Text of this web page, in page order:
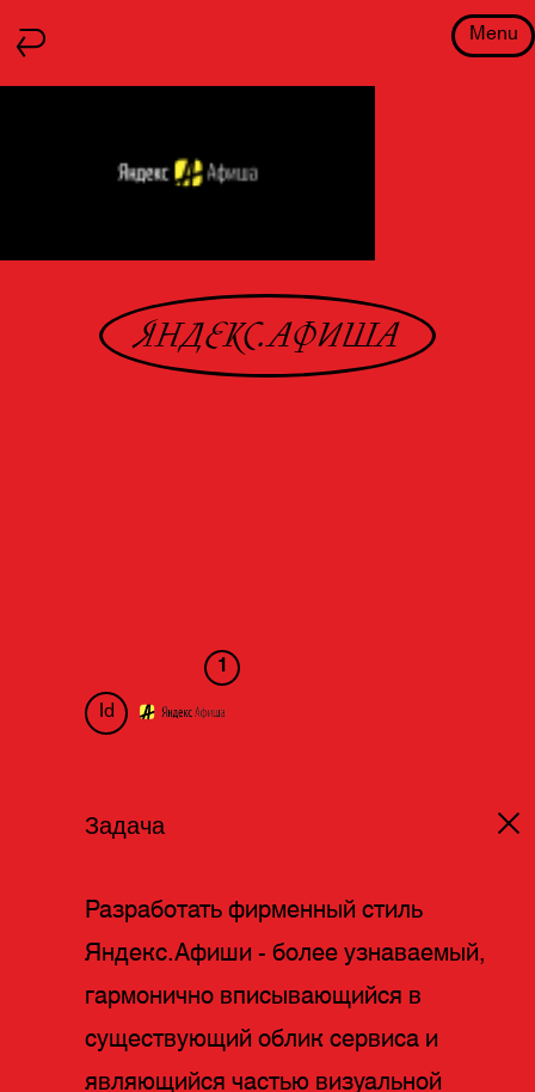
Menu
ЯНДЕКС.АФИША
Id
1
Задача
Разработать фирменный стиль
Яндекс.Афиши - более узнаваемый,
гармонично вписывающийся в
существующий облик сервиса и
являющийся частью визуальной